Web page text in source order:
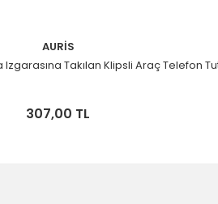
AURİS
Takılan Klipsli Araç Telefon
307,00 TL